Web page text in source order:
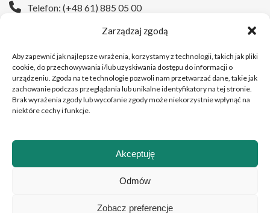
Zarządzaj zgodą
Aby zapewnić jak najlepsze wrażenia, korzystamy z technologii, takich jak pliki
cookie, do przechowywania i/lub uzyskiwania dostępu do informacji o
urządzeniu. Zgoda na te technologie pozwoli nam przetwarzać dane, takie jak
zachowanie podczas przeglądania lub unikalne identyfikatory na tej stronie.
Brak wyrażenia zgody lub wycofanie zgody może niekorzystnie wpłynąć na
niektóre cechy i funkcje.
Akceptuję
Odmów
Zobacz preferencje
Telefon: (+48 61) 885 05 00
Copyright © 2026 Wielkopolskie Centrum Onkologii